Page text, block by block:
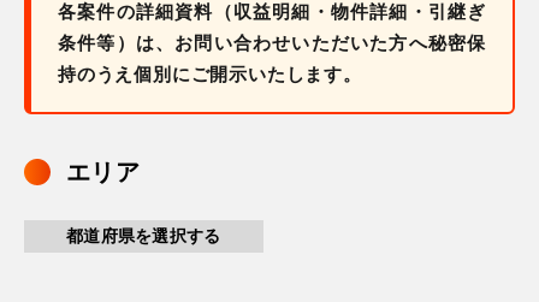
各案件の詳細資料（収益明細・物件詳細・引継ぎ
条件等）は、お問い合わせいただいた方へ秘密保
持のうえ個別にご開示いたします。
エリア
都道府県を選択する